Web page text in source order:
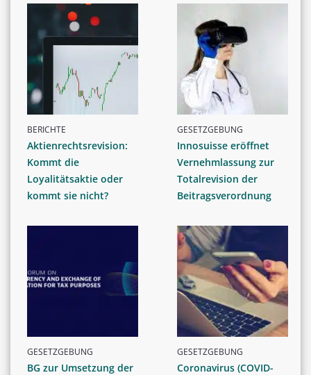
BERICHTE
Aktienrechtsrevision:
Kommt die
Loyalitätsaktie oder
kommt sie nicht?
GESETZGEBUNG
Innosuisse eröffnet
Vernehmlassung zur
Totalrevision der
Beitragsverordnung
GESETZGEBUNG
BG zur Umsetzung der
GESETZGEBUNG
Coronavirus (COVID-